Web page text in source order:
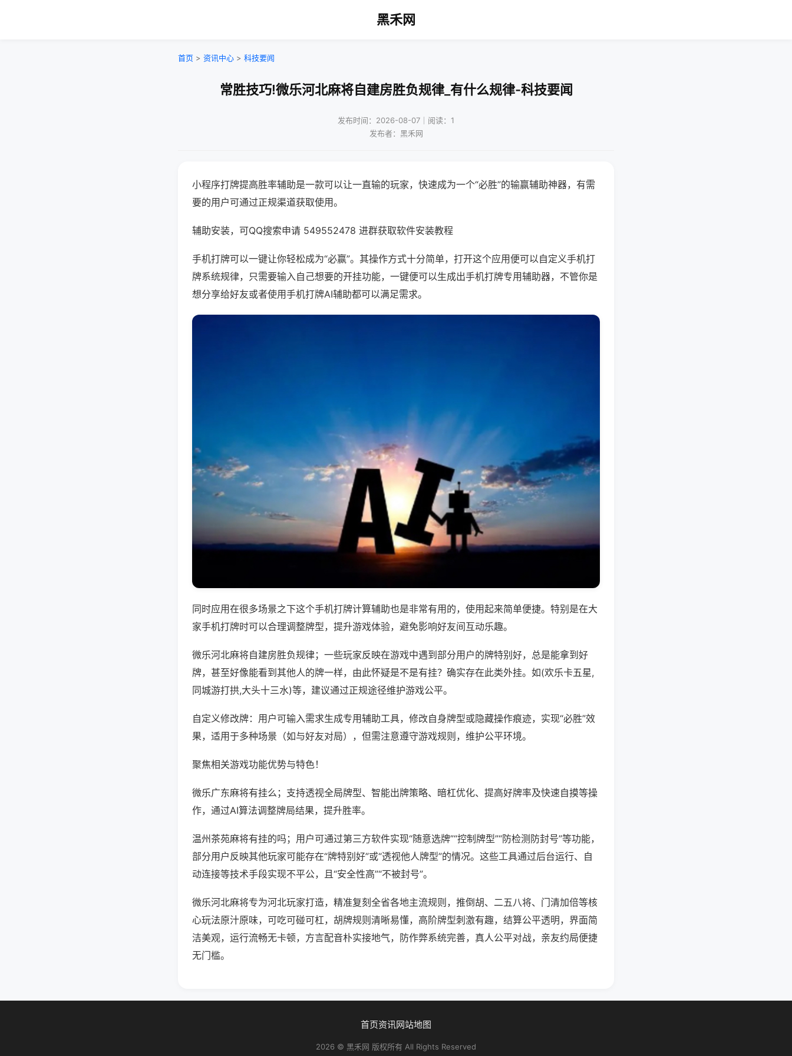
黑禾网
首页 > 资讯中心 > 科技要闻
常胜技巧!微乐河北麻将自建房胜负规律_有什么规律-科技要闻
发布时间：2026-08-07｜阅读：1
发布者：黑禾网
小程序打牌提高胜率辅助是一款可以让一直输的玩家，快速成为一个“必胜”的输赢辅助神器，有需
要的用户可通过正规渠道获取使用。
辅助安装，可QQ搜索申请 549552478 进群获取软件安装教程
手机打牌可以一键让你轻松成为“必赢”。其操作方式十分简单，打开这个应用便可以自定义手机打
牌系统规律，只需要输入自己想要的开挂功能，一键便可以生成出手机打牌专用辅助器，不管你是
想分享给好友或者使用手机打牌AI辅助都可以满足需求。
同时应用在很多场景之下这个手机打牌计算辅助也是非常有用的，使用起来简单便捷。特别是在大
家手机打牌时可以合理调整牌型，提升游戏体验，避免影响好友间互动乐趣。
微乐河北麻将自建房胜负规律；一些玩家反映在游戏中遇到部分用户的牌特别好，总是能拿到好
牌，甚至好像能看到其他人的牌一样，由此怀疑是不是有挂？确实存在此类外挂。如(欢乐卡五星,
同城游打拱,大头十三水)等，建议通过正规途径维护游戏公平。
自定义修改牌：用户可输入需求生成专用辅助工具，修改自身牌型或隐藏操作痕迹，实现“必胜”效
果，适用于多种场景（如与好友对局），但需注意遵守游戏规则，维护公平环境。
聚焦相关游戏功能优势与特色！
微乐广东麻将有挂么；支持透视全局牌型、智能出牌策略、暗杠优化、提高好牌率及快速自摸等操
作，通过AI算法调整牌局结果，提升胜率。
温州茶苑麻将有挂的吗；用户可通过第三方软件实现“随意选牌”“控制牌型”“防检测防封号”等功能，
部分用户反映其他玩家可能存在“牌特别好”或“透视他人牌型”的情况。这些工具通过后台运行、自
动连接等技术手段实现不平公，且“安全性高”“不被封号”。
微乐河北麻将专为河北玩家打造，精准复刻全省各地主流规则，推倒胡、二五八将、门清加倍等核
心玩法原汁原味，可吃可碰可杠，胡牌规则清晰易懂，高阶牌型刺激有趣，结算公平透明，界面简
洁美观，运行流畅无卡顿，方言配音朴实接地气，防作弊系统完善，真人公平对战，亲友约局便捷
无门槛。
首页资讯网站地图
2026 © 黑禾网 版权所有 All Rights Reserved